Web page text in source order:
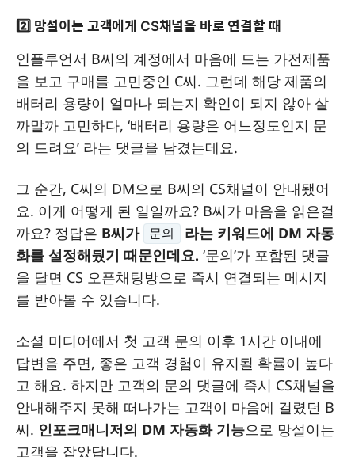
2️⃣ 망설이는 고객에게 CS채널을 바로 연결할 때
인플루언서 B씨의 계정에서 마음에 드는 가전제품
을 보고 구매를 고민중인 C씨. 그런데 해당 제품의
배터리 용량이 얼마나 되는지 확인이 되지 않아 살
까말까 고민하다, ‘배터리 용량은 어느정도인지 문
의 드려요’ 라는 댓글을 남겼는데요.
그 순간, C씨의 DM으로 B씨의 CS채널이 안내됐어
요. 이게 어떻게 된 일일까요? B씨가 마음을 읽은걸
까요? 정답은 B씨가 문의
라는 키워드에 DM 자동
화를 설정해뒀기 때문인데요. ‘문의’가 포함된 댓글
을 달면 CS 오픈채팅방으로 즉시 연결되는 메시지
를 받아볼 수 있습니다.
소셜 미디어에서 첫 고객 문의 이후 1시간 이내에
답변을 주면, 좋은 고객 경험이 유지될 확률이 높다
고 해요. 하지만 고객의 문의 댓글에 즉시 CS채널을
안내해주지 못해 떠나가는 고객이 마음에 걸렸던 B
씨. 인포크매니저의 DM 자동화 기능으로 망설이는
고객을 잡았답니다.